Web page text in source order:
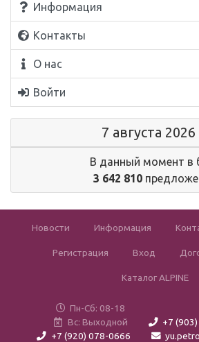
Информация
Контакты
О нас
Войти
7 августа 2026
В данный момент в
3 642 810
Новости Информация
Регистрация Вход
Каталог ALPINE
Пн-Сб: 08-18
Вс: Выходной
+7
+7 (920) 078-0666